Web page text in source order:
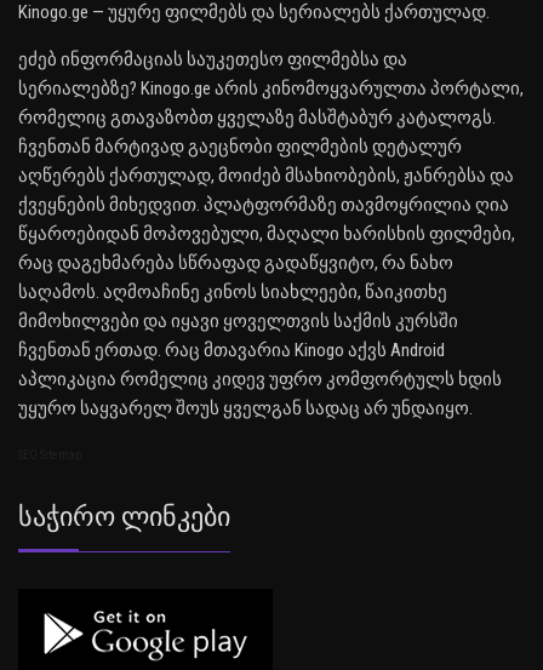
Kinogo.ge — უყურე ფილმებს და სერიალებს ქართულად.
ეძებ ინფორმაციას საუკეთესო ფილმებსა და
სერიალებზე? Kinogo.ge არის კინომოყვარულთა პორტალი,
რომელიც გთავაზობთ ყველაზე მასშტაბურ კატალოგს.
ჩვენთან მარტივად გაეცნობი ფილმების დეტალურ
აღწერებს ქართულად, მოიძებ მსახიობების, ჟანრებსა და
ქვეყნების მიხედვით. პლატფორმაზე თავმოყრილია ღია
წყაროებიდან მოპოვებული, მაღალი ხარისხის ფილმები,
რაც დაგეხმარება სწრაფად გადაწყვიტო, რა ნახო
საღამოს. აღმოაჩინე კინოს სიახლეები, წაიკითხე
მიმოხილვები და იყავი ყოველთვის საქმის კურსში
ჩვენთან ერთად. რაც მთავარია Kinogo აქვს Android
აპლიკაცია რომელიც კიდევ უფრო კომფორტულს ხდის
უყურო საყვარელ შოუს ყველგან სადაც არ უნდაიყო.
Საჭირო Ლინკები